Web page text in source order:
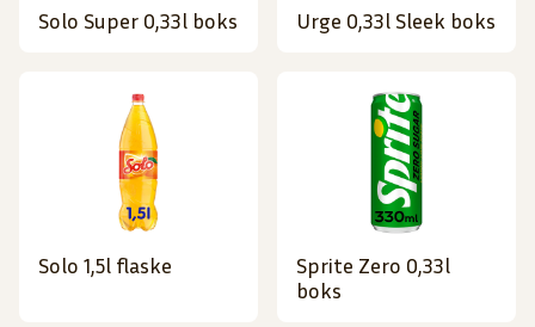
Solo Super 0,33l boks Urge 0,33l Sleek boks
Solo 1,5l flaske
Sprite Zero 0,33l
boks